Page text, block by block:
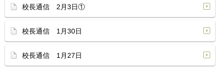
校長通信 2月3日①
校長通信 1月30日
校長通信 1月27日